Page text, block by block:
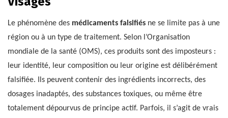
Le phénomène des médicaments falsifiés ne se limite pas à une
région ou à un type de traitement. Selon l’Organisation
mondiale de la santé (OMS), ces produits sont des imposteurs :
leur identité, leur composition ou leur origine est délibérément
falsifiée. Ils peuvent contenir des ingrédients incorrects, des
dosages inadaptés, des substances toxiques, ou même être
totalement dépourvus de principe actif. Parfois, il s’agit de vrais